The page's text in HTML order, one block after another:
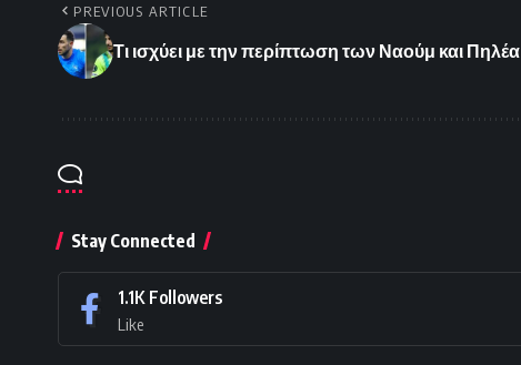
PREVIOUS ARTICLE
Τι ισχύει με την περίπτωση των Ναούμ και Πηλέα
Stay Connected
1.1K Followers
Like